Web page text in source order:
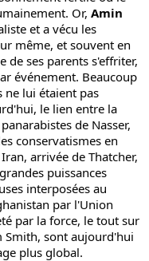
Or, Amin
et a vécu les
même, et souvent en
de ses parents s'effriter,
événement. Beaucoup
ne lui étaient pas
le lien entre la
de Nasser,
conservatismes en
arrivée de Thatcher,
puissances
interposées au
par l'Union
par la force, le tout sur
Smith, sont aujourd'hui
plus global.